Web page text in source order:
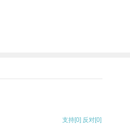
支持[0] 反对[0]